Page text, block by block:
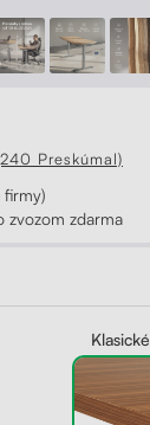
- Riser
a zásuvky
Preskúmal)
firmy)
zvozom zdarma
Klasické